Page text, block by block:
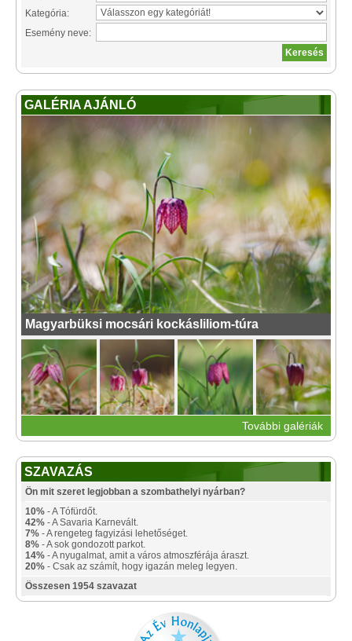
Kategória:
Esemény neve:
GALÉRIA AJÁNLÓ
Magyarbüksi mocsári kockásliliom-túra
További galériák
SZAVAZÁS
Ön mit szeret legjobban a szombathelyi nyárban?
10% - A Tófürdőt.
42% - A Savaria Karnevált.
7% - A rengeteg fagyizási lehetőséget.
8% - A sok gondozott parkot.
14% - A nyugalmat, amit a város atmoszférája áraszt.
20% - Csak az számít, hogy igazán meleg legyen.
Összesen 1954 szavazat